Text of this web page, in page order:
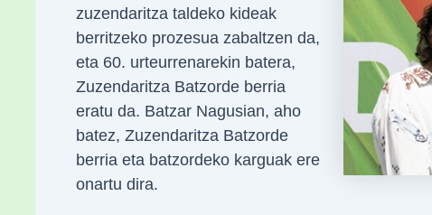
zuzendaritza taldeko kideak
berritzeko prozesua zabaltzen da,
eta 60. urteurrenarekin batera,
Zuzendaritza Batzorde berria
eratu da. Batzar Nagusian, aho
batez, Zuzendaritza Batzorde
berria eta batzordeko karguak ere
onartu dira.